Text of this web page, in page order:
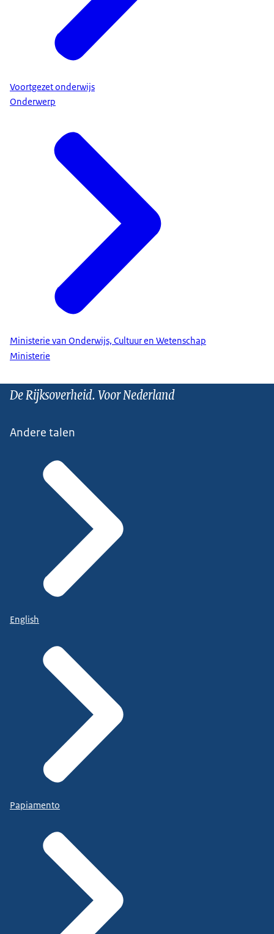
Voortgezet onderwijs
Onderwerp
Ministerie van Onderwijs, Cultuur en Wetenschap
Ministerie
De Rijksoverheid. Voor Nederland
Andere talen
English
Papiamento